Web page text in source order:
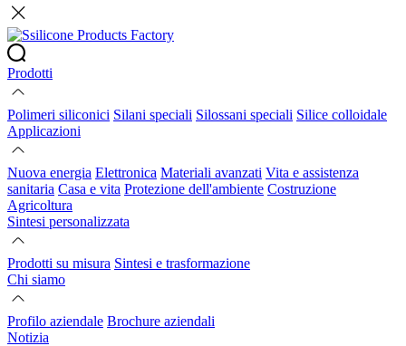
Prodotti
Polimeri siliconici Silani speciali Silossani speciali Silice colloidale
Applicazioni
Nuova energia Elettronica Materiali avanzati Vita e assistenza
sanitaria Casa e vita Protezione dell'ambiente Costruzione
Agricoltura
Sintesi personalizzata
Prodotti su misura Sintesi e trasformazione
Chi siamo
Profilo aziendale Brochure aziendali
Notizia